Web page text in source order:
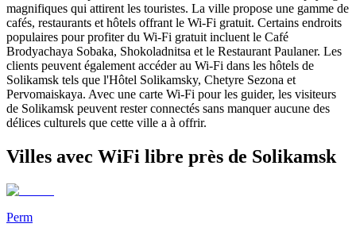
magnifiques qui attirent les touristes. La ville propose une gamme de
cafés, restaurants et hôtels offrant le Wi-Fi gratuit. Certains endroits
populaires pour profiter du Wi-Fi gratuit incluent le Café
Brodyachaya Sobaka, Shokoladnitsa et le Restaurant Paulaner. Les
clients peuvent également accéder au Wi-Fi dans les hôtels de
Solikamsk tels que l'Hôtel Solikamsky, Chetyre Sezona et
Pervomaiskaya. Avec une carte Wi-Fi pour les guider, les visiteurs
de Solikamsk peuvent rester connectés sans manquer aucune des
délices culturels que cette ville a à offrir.
Villes avec WiFi libre près de Solikamsk
Perm